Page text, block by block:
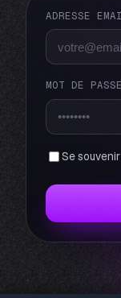
ADRESSE
MOT DE PASSE
Se